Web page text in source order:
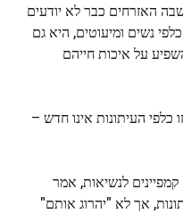
האזרחים כבר לא יודעים
נשים ומיעוטים, היא גם
על איכות חייהם
העיתונות אינו חדש –
2015, לפני שני קמפיינים לנשיאות, אמר
אך לא "יהרוג אותם"